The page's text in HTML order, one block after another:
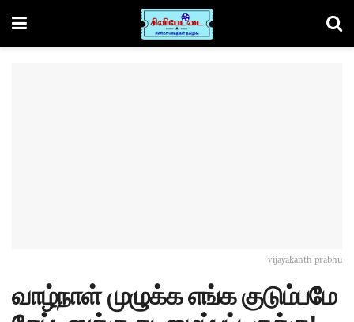
vijayakanth prabhu
வாழ்நாள் முழுக்க எங்க குடும்பமே